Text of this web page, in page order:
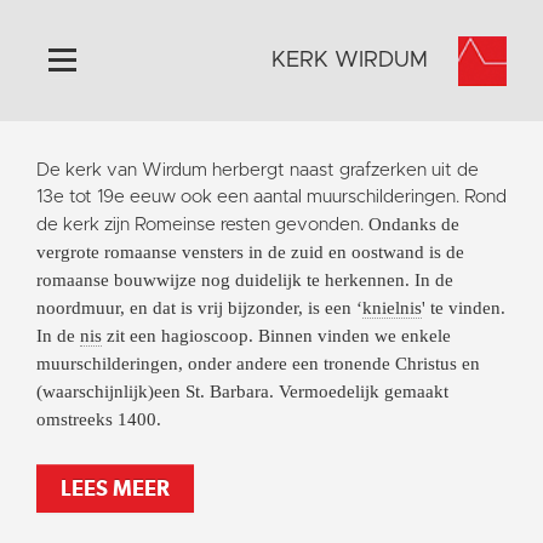
Home
Algemeen
Historie
Omgeving
Activiteiten
Steun ons
Contact
Vaktaal
KERK WIRDUM
De kerk van Wirdum herbergt naast grafzerken uit de
13e tot 19e eeuw ook een aantal muurschilderingen. Rond
de kerk zijn Romeinse resten gevonden. Ondanks de
vergrote romaanse vensters in de zuid en oostwand is de
romaanse bouwwijze nog duidelijk te herkennen. In de
noordmuur, en dat is vrij bijzonder, is een ‘knielnis' te vinden.
In de nis zit een hagioscoop. Binnen vinden we enkele
muurschilderingen, onder andere een tronende Christus en
(waarschijnlijk)een St. Barbara. Vermoedelijk gemaakt
omstreeks 1400.
LEES MEER